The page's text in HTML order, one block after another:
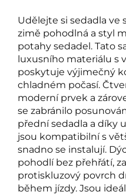
Udělejte si sedadla
zimě pohodlná a styl
potahy sedadel. Tato
luxusního materiálu s
poskytuje výjimečný
chladném počasí.
moderní prvek a
se zabránilo
přední sedadla a díky
jsou kompatibilní s
snadno se instalují.
pohodlí bez přehřátí,
protiskluzový povrch
během jízdy. Jsou